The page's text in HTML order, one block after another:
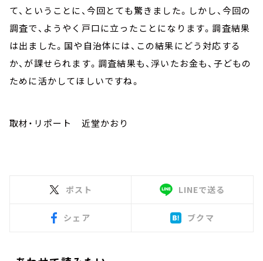
て、ということに、今回とても驚きました。しかし、今回の
調査で、ようやく戸口に立ったことになります。調査結果
は出ました。国や自治体には、この結果にどう対応する
か、が課せられます。調査結果も、浮いたお金も、子どもの
ために活かしてほしいですね。
取材・リポート 近堂かおり
ポスト LINEで送る
シェア ブクマ